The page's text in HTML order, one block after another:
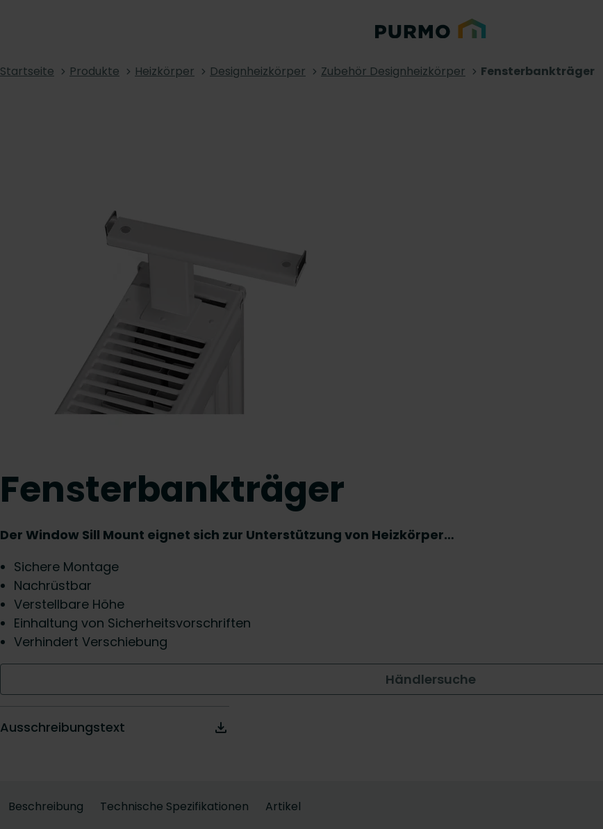
Startseite Produkte Heizkörper Designheizkörper Zubehör Designheizkörper Fensterbankträger
Fensterbankträger
Der Window Sill Mount eignet sich zur Unterstützung von Heizkörper…
Sichere Montage
Nachrüstbar
Verstellbare Höhe
Einhaltung von Sicherheitsvorschriften
Verhindert Verschiebung
Händlersuche
Ausschreibungstext
Beschreibung Technische Spezifikationen Artikel